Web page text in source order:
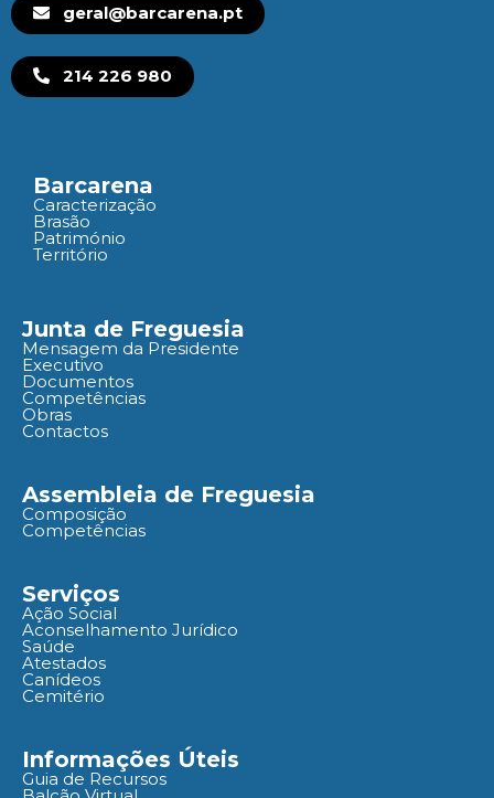
geral@barcarena.pt
214 226 980
Barcarena
Caracterização
Brasão
Património
Território
Junta de Freguesia
Mensagem da Presidente
Executivo
Documentos
Competências
Obras
Contactos
Assembleia de Freguesia
Composição
Competências
Serviços
Ação Social
Aconselhamento Jurídico
Saúde
Atestados
Canídeos
Cemitério
Informações Úteis
Guia de Recursos